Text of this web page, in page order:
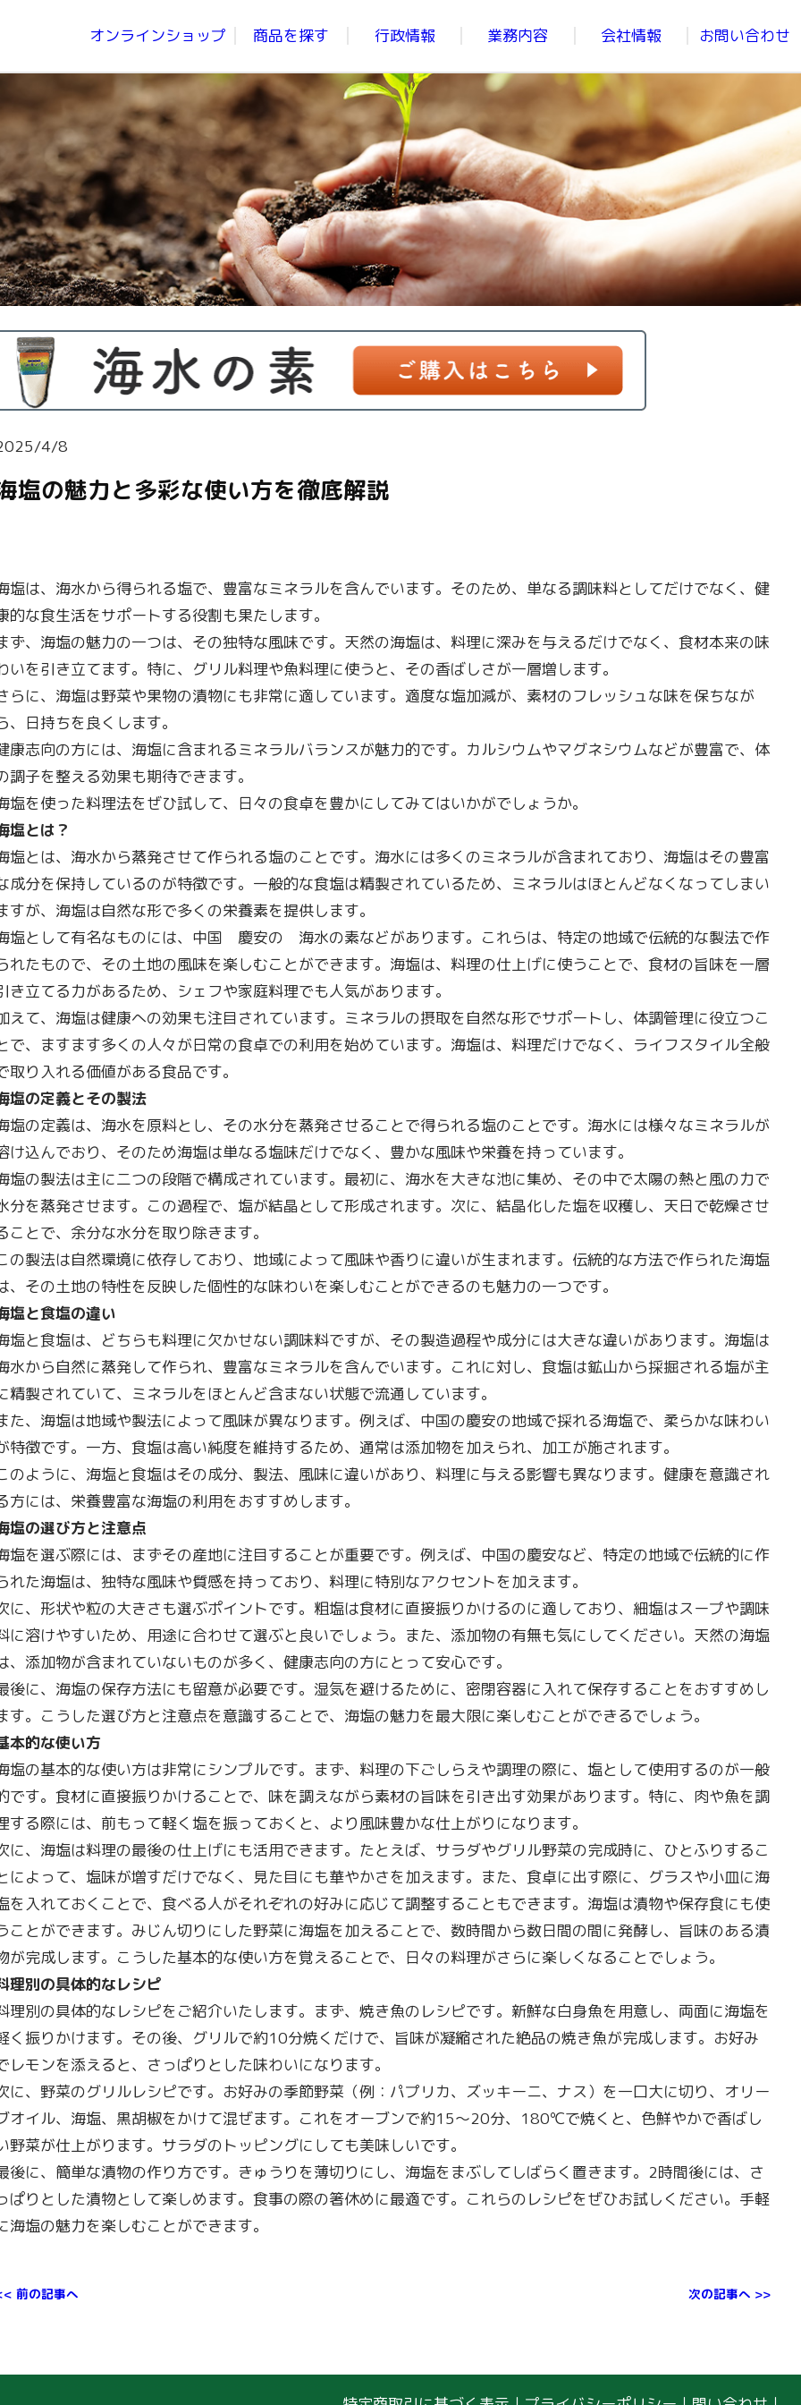
オンラインショップ 商品を探す 行政情報 業務内容 会社情報 お問い合わせ
4/8
塩の魅力と多彩な使い方を徹底解説
塩は、海水から得られる塩で、豊富なミネラルを含んでいます。そのため、単なる調味料としてだけでなく、健
的な食生活をサポートする役割も果たします。
ず、海塩の魅力の一つは、その独特な風味です。天然の海塩は、料理に深みを与えるだけでなく、食材本来の味
いを引き立てます。特に、グリル料理や魚料理に使うと、その香ばしさが一層増します。
らに、海塩は野菜や果物の漬物にも非常に適しています。適度な塩加減が、素材のフレッシュな味を保ちなが
、日持ちを良くします。
康志向の方には、海塩に含まれるミネラルバランスが魅力的です。カルシウムやマグネシウムなどが豊富で、体
調子を整える効果も期待できます。
塩を使った料理法をぜひ試して、日々の食卓を豊かにしてみてはいかがでしょうか。
塩とは？
塩とは、海水から蒸発させて作られる塩のことです。海水には多くのミネラルが含まれており、海塩はその豊富
成分を保持しているのが特徴です。一般的な食塩は精製されているため、ミネラルはほとんどなくなってしまい
すが、海塩は自然な形で多くの栄養素を提供します。
塩として有名なものには、中国 慶安の 海水の素などがあります。これらは、特定の地域で伝統的な製法で作
れたもので、その土地の風味を楽しむことができます。海塩は、料理の仕上げに使うことで、食材の旨味を一層
き立てる力があるため、シェフや家庭料理でも人気があります。
えて、海塩は健康への効果も注目されています。ミネラルの摂取を自然な形でサポートし、体調管理に役立つこ
で、ますます多くの人々が日常の食卓での利用を始めています。海塩は、料理だけでなく、ライフスタイル全般
取り入れる価値がある食品です。
塩の定義とその製法
塩の定義は、海水を原料とし、その水分を蒸発させることで得られる塩のことです。海水には様々なミネラルが
け込んでおり、そのため海塩は単なる塩味だけでなく、豊かな風味や栄養を持っています。
塩の製法は主に二つの段階で構成されています。最初に、海水を大きな池に集め、その中で太陽の熱と風の力で
分を蒸発させます。この過程で、塩が結晶として形成されます。次に、結晶化した塩を収穫し、天日で乾燥させ
ことで、余分な水分を取り除きます。
の製法は自然環境に依存しており、地域によって風味や香りに違いが生まれます。伝統的な方法で作られた海塩
、その土地の特性を反映した個性的な味わいを楽しむことができるのも魅力の一つです。
塩と食塩の違い
塩と食塩は、どちらも料理に欠かせない調味料ですが、その製造過程や成分には大きな違いがあります。海塩は
水から自然に蒸発して作られ、豊富なミネラルを含んでいます。これに対し、食塩は鉱山から採掘される塩が主
精製されていて、ミネラルをほとんど含まない状態で流通しています。
た、海塩は地域や製法によって風味が異なります。例えば、中国の慶安の地域で採れる海塩で、柔らかな味わい
特徴です。一方、食塩は高い純度を維持するため、通常は添加物を加えられ、加工が施されます。
のように、海塩と食塩はその成分、製法、風味に違いがあり、料理に与える影響も異なります。健康を意識され
方には、栄養豊富な海塩の利用をおすすめします。
塩の選び方と注意点
塩を選ぶ際には、まずその産地に注目することが重要です。例えば、中国の慶安など、特定の地域で伝統的に作
れた海塩は、独特な風味や質感を持っており、料理に特別なアクセントを加えます。
に、形状や粒の大きさも選ぶポイントです。粗塩は食材に直接振りかけるのに適しており、細塩はスープや調味
に溶けやすいため、用途に合わせて選ぶと良いでしょう。また、添加物の有無も気にしてください。天然の海塩
、添加物が含まれていないものが多く、健康志向の方にとって安心です。
後に、海塩の保存方法にも留意が必要です。湿気を避けるために、密閉容器に入れて保存することをおすすめし
す。こうした選び方と注意点を意識することで、海塩の魅力を最大限に楽しむことができるでしょう。
本的な使い方
塩の基本的な使い方は非常にシンプルです。まず、料理の下ごしらえや調理の際に、塩として使用するのが一般
です。食材に直接振りかけることで、味を調えながら素材の旨味を引き出す効果があります。特に、肉や魚を調
する際には、前もって軽く塩を振っておくと、より風味豊かな仕上がりになります。
に、海塩は料理の最後の仕上げにも活用できます。たとえば、サラダやグリル野菜の完成時に、ひとふりするこ
によって、塩味が増すだけでなく、見た目にも華やかさを加えます。また、食卓に出す際に、グラスや小皿に海
を入れておくことで、食べる人がそれぞれの好みに応じて調整することもできます。海塩は漬物や保存食にも使
ことができます。みじん切りにした野菜に海塩を加えることで、数時間から数日間の間に発酵し、旨味のある漬
が完成します。こうした基本的な使い方を覚えることで、日々の料理がさらに楽しくなることでしょう。
理別の具体的なレシピ
理別の具体的なレシピをご紹介いたします。まず、焼き魚のレシピです。新鮮な白身魚を用意し、両面に海塩を
く振りかけます。その後、グリルで約10分焼くだけで、旨味が凝縮された絶品の焼き魚が完成します。お好み
レモンを添えると、さっぱりとした味わいになります。
に、野菜のグリルレシピです。お好みの季節野菜（例：パプリカ、ズッキーニ、ナス）を一口大に切り、オリー
オイル、海塩、黒胡椒をかけて混ぜます。これをオーブンで約15～20分、180℃で焼くと、色鮮やかで香ばし
野菜が仕上がります。サラダのトッピングにしても美味しいです。
後に、簡単な漬物の作り方です。きゅうりを薄切りにし、海塩をまぶしてしばらく置きます。2時間後には、さ
ぱりとした漬物として楽しめます。食事の際の箸休めに最適です。これらのレシピをぜひお試しください。手軽
海塩の魅力を楽しむことができます。
前の記事へ 次の記事へ >>